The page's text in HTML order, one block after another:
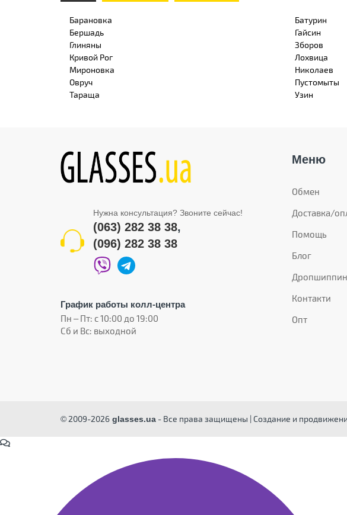
Барановка Батурин
Бершадь
Гайсин
Глиняны
Зборов
Кривой Рог
Лохвица
Мироновка
Николаев
Овруч
Пустомыты
Тараща
Узин
Нужна консультация? Звоните сейчас!
(063) 282 38 38,
(096) 282 38 38
График работы колл-центра
Пн – Пт: с 10:00 до 19:00
Сб и Вс: выходной
Меню
Обмен
Доставка/
Помощь
Блог
Контакти
Опт
© 2009-2026 glasses.ua - Все права защищены | Создание и